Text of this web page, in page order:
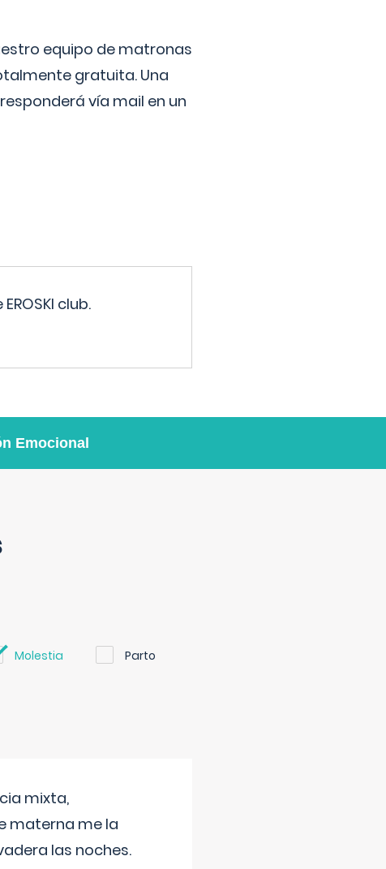
equipo de matronas
gratuita. Una
vía mail en un
club.
Emocional
Molestia Parto
mixta,
materna me la
las noches.